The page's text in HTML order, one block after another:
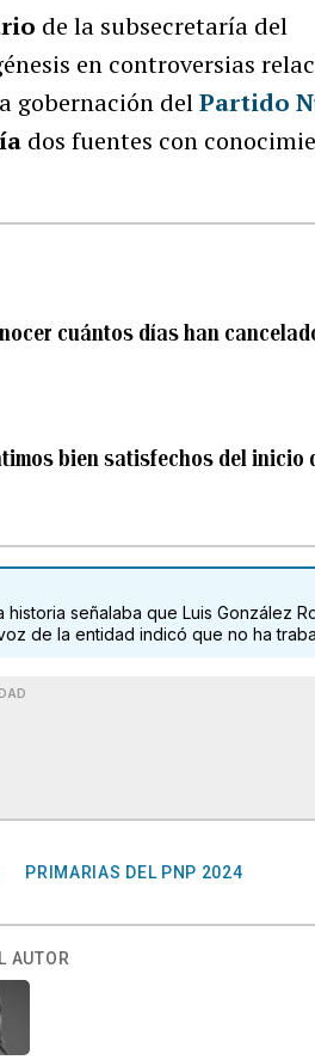
de la subsecretaría del
en controversias
gobernación delPartido
dos fuentes con
cuántos días han
bien satisfechos del inicio
señalaba que Luis González
de la entidad indicó que no ha
PRIMARIAS DEL PNP 2024
AUTOR